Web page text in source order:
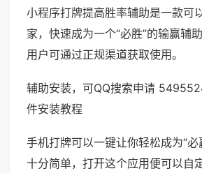
小程序打牌提高胜率辅助是一款可
家，快速成为一个“必胜”的输赢辅
用户可通过正规渠道获取使用。
辅助安装，可QQ搜索申请
件安装教程
手机打牌可以一键让你轻松成为“必
十分简单，打开这个应用便可以自